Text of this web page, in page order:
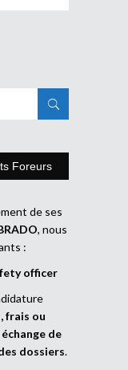
Foreurs
de ses
, nous
:
officer
frais ou
de
dossiers.